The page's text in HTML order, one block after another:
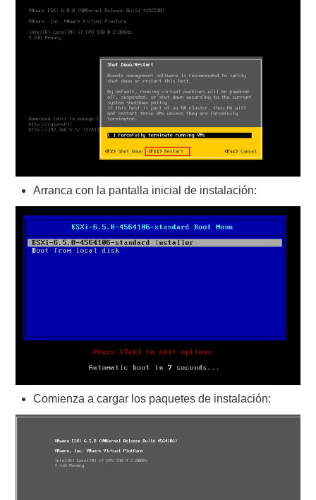
Arranca con la pantalla inicial de instalación:
Comienza a cargar los paquetes de instalación: